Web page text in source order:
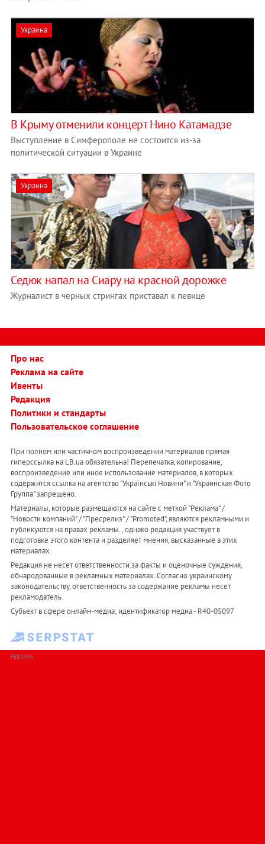
Украина
В Крыму отменили концерт Нино Катамадзе
Выступление в Симферополе не состоится из-за
политической ситуации в Украине
Украина
Седюк напал на Сиару на красной дорожке
Журналист в черных стрингах приставал к певице
Про нас
Реклама на сайте
Ивенты
Редакция
Политики и стандарты
Пользовательское соглашение
При полном или частичном воспроизведении материалов прямая
гиперссылка на LB.ua обязательна! Перепечатка, копирование,
воспроизведение или иное использование материалов, в которых
содержится ссылка на агентство "Українськi Новини" и "Украинская Фото
Группа" запрещено.
Материалы, которые размещаются на сайте с меткой "Реклама" /
"Новости компаний" / "Пресрелиз" / "Promoted", являются рекламными и
публикуются на правах рекламы. , однако редакция участвует в
подготовке этого контента и разделяет мнения, высказанные в этих
материалах.
Редакция не несет ответственности за факты и оценочные суждения,
обнародованные в рекламных материалах. Согласно украинскому
законодательству, ответственность за содержание рекламы несет
рекламодатель.
Субъект в сфере онлайн-медиа; идентификатор медиа - R40-05097
РЕКЛАМА